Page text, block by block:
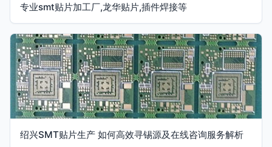
专业smt贴片加工厂,龙华贴片,插件焊接等
绍兴SMT贴片生产 如何高效寻锡源及在线咨询服务解析